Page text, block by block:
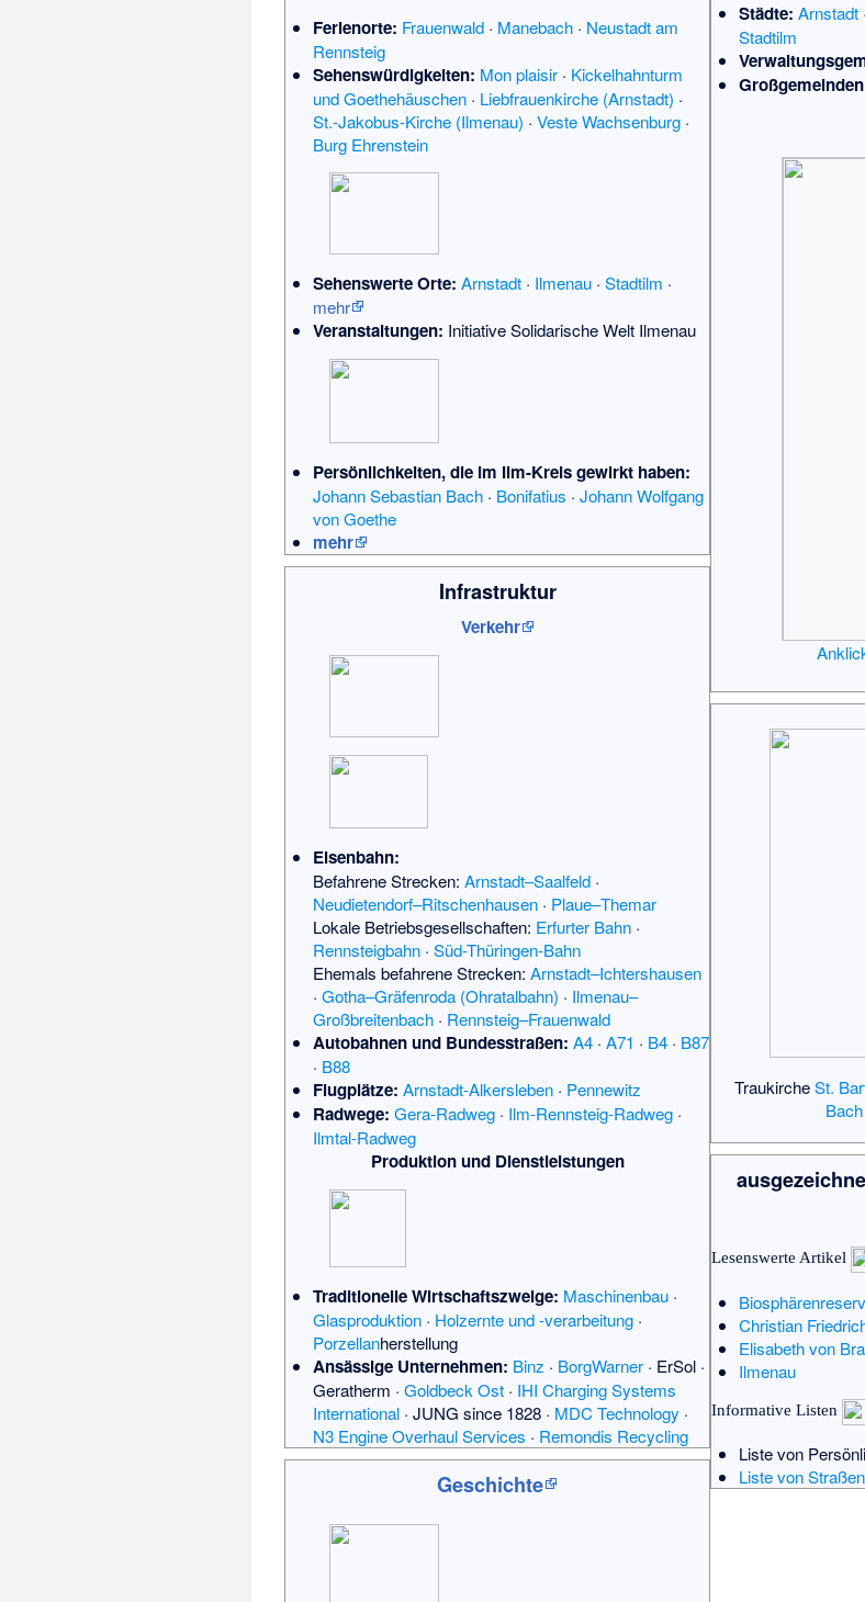
Ferienorte: Frauenwald· Manebach· Neustadt am
Rennsteig
Sehenswürdigkeiten: Mon plaisir· Kickelhahnturm
und Goethehäuschen· Liebfrauenkirche (Arnstadt) ·
St.-Jakobus-Kirche (Ilmenau) · Veste Wachsenburg·
Burg Ehrenstein
Sehenswerte Orte: Arnstadt· Ilmenau· Stadtilm ·
mehr
Veranstaltungen: Initiative Solidarische Welt Ilmenau
Persönlichkeiten, die im Ilm-Kreis gewirkt haben:
Johann Sebastian Bach· Bonifatius · Johann Wolfgang
von Goethe
mehr
Infrastruktur
Verkehr
Eisenbahn:
Befahrene Strecken: Arnstadt–Saalfeld·
Neudietendorf–Ritschenhausen· Plaue–Themar
Lokale Betriebsgesellschaften: Erfurter Bahn·
Rennsteigbahn· Süd-Thüringen-Bahn
Ehemals befahrene Strecken: Arnstadt–Ichtershausen
· Gotha–Gräfenroda (Ohratalbahn) · Ilmenau–
Großbreitenbach· Rennsteig–Frauenwald
Autobahnen und Bundesstraßen: A4· A71 · B4· B87
· B88
Flugplätze: Arnstadt-Alkersleben· Pennewitz
Radwege: Gera-Radweg· Ilm-Rennsteig-Radweg·
Ilmtal-Radweg
Produktion und Dienstleistungen
Traditionelle Wirtschaftszweige: Maschinenbau·
Glasproduktion· Holzernte und -verarbeitung·
Porzellanherstellung
Ansässige Unternehmen: Binz · BorgWarner· ErSol·
Geratherm · Goldbeck Ost· IHI Charging Systems
International· JUNG since 1828· MDC Technology ·
N3 Engine Overhaul Services · Remondis Recycling
Geschichte
Städte: Arnstadt·
Stadtilm
TraukircheSt.
Bach
Lesenswerte Artikel
Christian
Elisabeth von
Ilmenau
Informative Listen
Liste von
Liste von